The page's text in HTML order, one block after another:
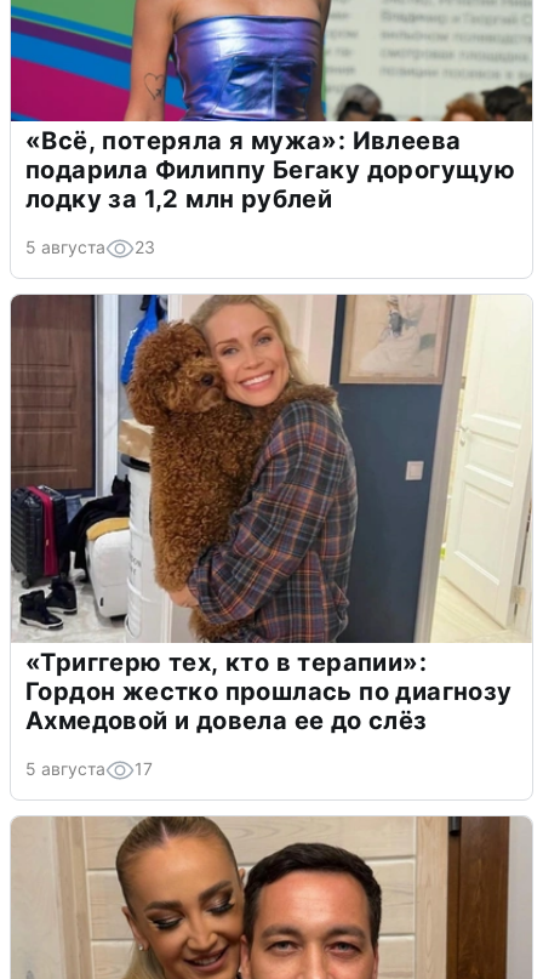
«Всё, потеряла я мужа»: Ивлеева
подарила Филиппу Бегаку дорогущую
лодку за 1,2 млн рублей
5 августа 23
«Триггерю тех, кто в терапии»:
Гордон жестко прошлась по диагнозу
Ахмедовой и довела ее до слёз
5 августа 17